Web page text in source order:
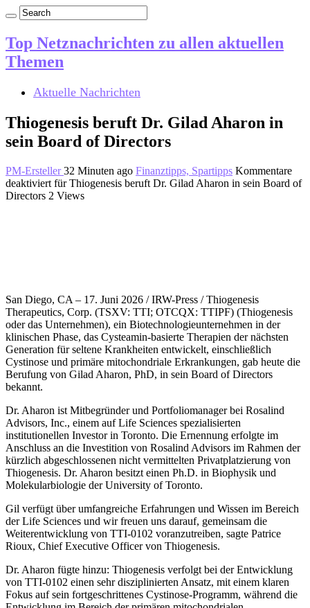
Top Netznachrichten zu allen aktuellen
Themen
Aktuelle Nachrichten
Thiogenesis beruft Dr. Gilad Aharon in
sein Board of Directors
PM-Ersteller32 Minuten ago Finanztipps, Spartipps Kommentare
deaktiviert für Thiogenesis beruft Dr. Gilad Aharon in sein Board of
Directors 2 Views
San Diego, CA – 17. Juni 2026 / IRW-Press / Thiogenesis
Therapeutics, Corp. (TSXV: TTI; OTCQX: TTIPF) (Thiogenesis
oder das Unternehmen), ein Biotechnologieunternehmen in der
klinischen Phase, das Cysteamin-basierte Therapien der nächsten
Generation für seltene Krankheiten entwickelt, einschließlich
Cystinose und primäre mitochondriale Erkrankungen, gab heute die
Berufung von Gilad Aharon, PhD, in sein Board of Directors
bekannt.
Dr. Aharon ist Mitbegründer und Portfoliomanager bei Rosalind
Advisors, Inc., einem auf Life Sciences spezialisierten
institutionellen Investor in Toronto. Die Ernennung erfolgte im
Anschluss an die Investition von Rosalind Advisors im Rahmen der
kürzlich abgeschlossenen nicht vermittelten Privatplatzierung von
Thiogenesis. Dr. Aharon besitzt einen Ph.D. in Biophysik und
Molekularbiologie der University of Toronto.
Gil verfügt über umfangreiche Erfahrungen und Wissen im Bereich
der Life Sciences und wir freuen uns darauf, gemeinsam die
Weiterentwicklung von TTI-0102 voranzutreiben, sagte Patrice
Rioux, Chief Executive Officer von Thiogenesis.
Dr. Aharon fügte hinzu: Thiogenesis verfolgt bei der Entwicklung
von TTI-0102 einen sehr disziplinierten Ansatz, mit einem klaren
Fokus auf sein fortgeschrittenes Cystinose-Programm, während die